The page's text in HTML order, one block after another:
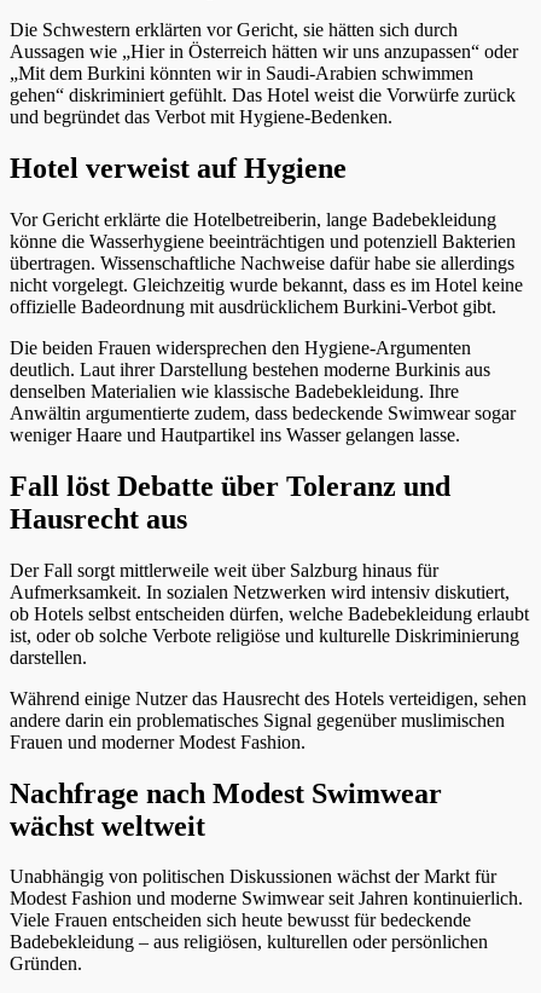
Die Schwestern erklärten vor Gericht, sie hätten sich durch
Aussagen wie „Hier in Österreich hätten wir uns anzupassen“ oder
„Mit dem Burkini könnten wir in Saudi-Arabien schwimmen
gehen“ diskriminiert gefühlt. Das Hotel weist die Vorwürfe zurück
und begründet das Verbot mit Hygiene-Bedenken.
Hotel verweist auf Hygiene
Vor Gericht erklärte die Hotelbetreiberin, lange Badebekleidung
könne die Wasserhygiene beeinträchtigen und potenziell Bakterien
übertragen. Wissenschaftliche Nachweise dafür habe sie allerdings
nicht vorgelegt. Gleichzeitig wurde bekannt, dass es im Hotel keine
offizielle Badeordnung mit ausdrücklichem Burkini-Verbot gibt.
Die beiden Frauen widersprechen den Hygiene-Argumenten
deutlich. Laut ihrer Darstellung bestehen moderne Burkinis aus
denselben Materialien wie klassische Badebekleidung. Ihre
Anwältin argumentierte zudem, dass bedeckende Swimwear sogar
weniger Haare und Hautpartikel ins Wasser gelangen lasse.
Fall löst Debatte über Toleranz und
Hausrecht aus
Der Fall sorgt mittlerweile weit über Salzburg hinaus für
Aufmerksamkeit. In sozialen Netzwerken wird intensiv diskutiert,
ob Hotels selbst entscheiden dürfen, welche Badebekleidung erlaubt
ist, oder ob solche Verbote religiöse und kulturelle Diskriminierung
darstellen.
Während einige Nutzer das Hausrecht des Hotels verteidigen, sehen
andere darin ein problematisches Signal gegenüber muslimischen
Frauen und moderner Modest Fashion.
Nachfrage nach Modest Swimwear
wächst weltweit
Unabhängig von politischen Diskussionen wächst der Markt für
Modest Fashion und moderne Swimwear seit Jahren kontinuierlich.
Viele Frauen entscheiden sich heute bewusst für bedeckende
Badebekleidung – aus religiösen, kulturellen oder persönlichen
Gründen.